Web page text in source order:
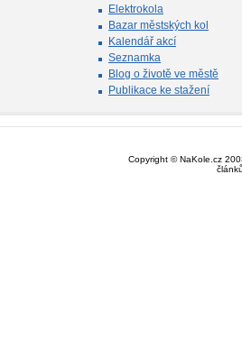
Elektrokola
Bazar městských kol
Kalendář akcí
Seznamka
Blog o životě ve městě
Publikace ke stažení
Copyright © NaKole.cz